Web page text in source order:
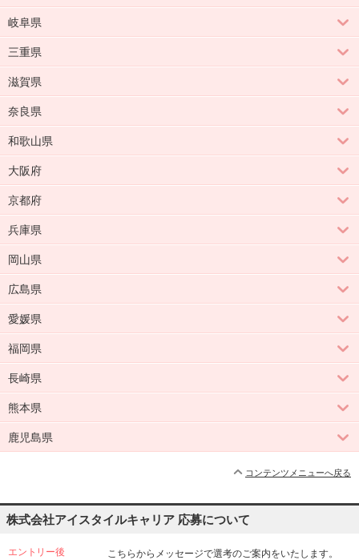
岐阜県
三重県
滋賀県
奈良県
和歌山県
大阪府
京都府
兵庫県
岡山県
広島県
愛媛県
福岡県
長崎県
熊本県
鹿児島県
コンテンツメニューへ戻る
株式会社アイスタイルキャリア 応募について
エントリー後 こちらからメッセージで選考のご案内をいたします。